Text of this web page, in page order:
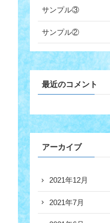
サンプル③
サンプル②
最近のコメント
アーカイブ
2021年12月
2021年7月